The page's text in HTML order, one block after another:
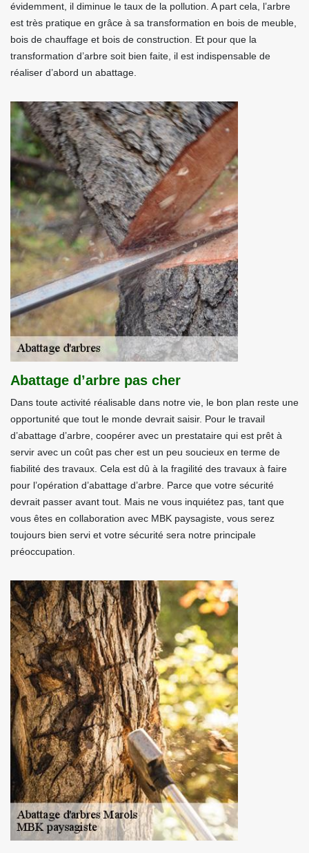
évidemment, il diminue le taux de la pollution. A part cela, l’arbre
est très pratique en grâce à sa transformation en bois de meuble,
bois de chauffage et bois de construction. Et pour que la
transformation d’arbre soit bien faite, il est indispensable de
réaliser d’abord un abattage.
Abattage d’arbre pas cher
Dans toute activité réalisable dans notre vie, le bon plan reste une
opportunité que tout le monde devrait saisir. Pour le travail
d’abattage d’arbre, coopérer avec un prestataire qui est prêt à
servir avec un coût pas cher est un peu soucieux en terme de
fiabilité des travaux. Cela est dû à la fragilité des travaux à faire
pour l’opération d’abattage d’arbre. Parce que votre sécurité
devrait passer avant tout. Mais ne vous inquiétez pas, tant que
vous êtes en collaboration avec MBK paysagiste, vous serez
toujours bien servi et votre sécurité sera notre principale
préoccupation.